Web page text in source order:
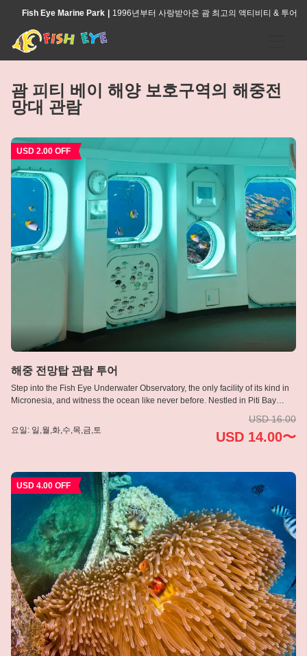
Fish Eye Marine Park 1996년부터 사랑받아온 괌 최고의 액티비티 & 투어
액티비티
전문 가이드와 함께하는 돌핀크루즈 & 해중전망대
씨워커 투어
아일랜드 문화 체험 & 코코넛 체험
괌 푸른 바닷속을 탐험하는 스노클링 투어
피쉬아이 아일랜드 디너쇼
해중 전망탑
피티 베이 해양 보호구역
자주 묻는 질문
피쉬아이 소개
언어
English
日本語
한국어
괌 피티 베이 해양 보호구역의 해중전
망대 관람
USD 2.00 OFF
해중 전망탑 관람 투어
Step into the Fish Eye Underwater Observatory, the only facility of its kind in
Micronesia, and witness the ocean like never before. Nestled in Piti Bay
vibrant marine life from a comfortable, dry viewing chamber. Picture yourself
surrounded by colorful coral reefs and playful fish without ever getting wet.
for an ordinary aquarium when you can immerse yourself in the wonders of
the deep? Visit the Fish Eye Underwater Observatory and see the ocean’s
beauty up close.
요일: 일,월,화,수,목,금,토
USD 16.00
USD 14.00〜
USD 4.00 OFF